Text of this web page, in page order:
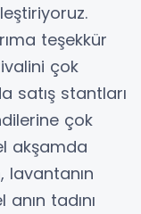
teşekkür
çok
satış stantları
çok
akşamda
tadını